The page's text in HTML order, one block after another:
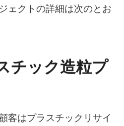
ェクトの詳細は次のとお
チック造粒プ
客はプラスチックリサイ